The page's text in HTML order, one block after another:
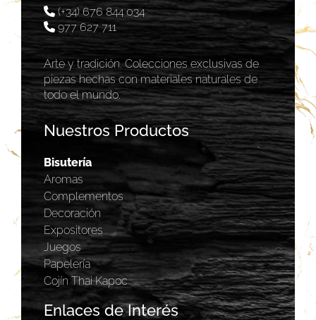
(+34) 676 844 034
977 627 711
Arte y tradición. Colecciones exclusivas de
piezas hechas con materiales naturales de
todo el mundo.
Nuestros Productos
Bisutería
Aromas
Complementos
Decoración
Expositores
Juegos
Papelería
Cojín Thai Kapoc
Enlaces de Interés